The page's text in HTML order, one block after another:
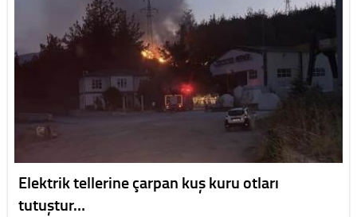
Elektrik tellerine çarpan kuş kuru otları
tutuştur…